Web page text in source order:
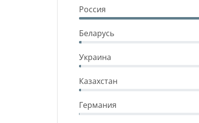
Россия
Беларусь
Украина
Казахстан
Германия